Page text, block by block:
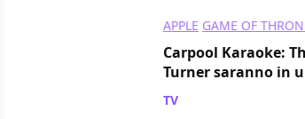
APPLE GAME OF
Carpool Karaoke:
Turner saranno in
TV